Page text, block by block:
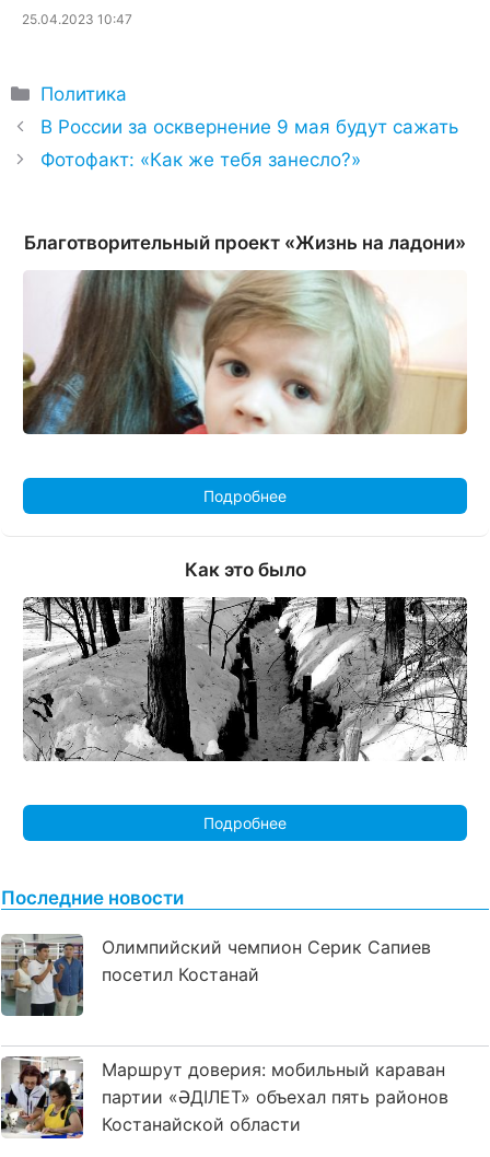
25.04.2023 10:47
Рубрики
Политика
В России за осквернение 9 мая будут сажать
Фотофакт: «Как же тебя занесло?»
Благотворительный проект «Жизнь на ладони»
Подробнее
Как это было
Подробнее
Последние новости
Олимпийский чемпион Серик Сапиев
посетил Костанай
Маршрут доверия: мобильный караван
партии «ӘДІЛЕТ» объехал пять районов
Костанайской области